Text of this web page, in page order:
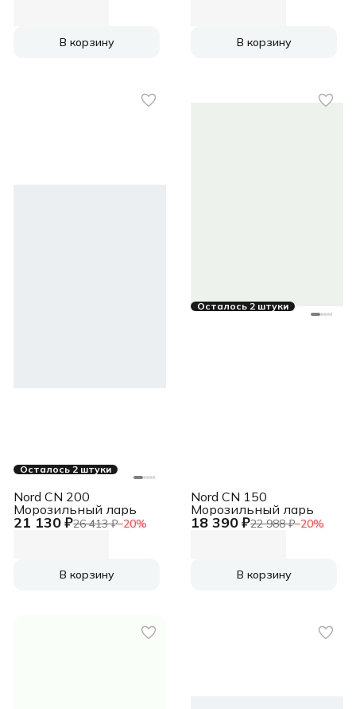
В корзину В корзину
Осталось 2 штуки
21 130 ₽26 413 ₽−20%
Nord CN 200
Морозильный ларь
В корзину
Осталось 2 штуки
18 390 ₽22 988 ₽−20%
Nord CN 150
Морозильный ларь
В корзину